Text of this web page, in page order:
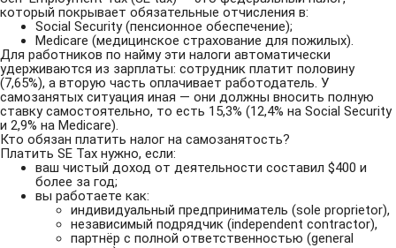
который покрывает обязательные отчисления в:
Social Security (пенсионное обеспечение);
Medicare (медицинское страхование для пожилых).
Для работников по найму эти налоги автоматически
удерживаются из зарплаты: сотрудник платит половину
(7,65%), а вторую часть оплачивает работодатель. У
самозанятых ситуация иная — они должны вносить полную
ставку самостоятельно, то есть 15,3% (12,4% на Social Security
и 2,9% на Medicare).
Кто обязан платить налог на самозанятость?
Платить SE Tax нужно, если:
ваш чистый доход от деятельности составил $400 и
более за год;
вы работаете как:
индивидуальный предприниматель (sole proprietor),
независимый подрядчик (independent contractor),
партнёр с полной ответственностью (general